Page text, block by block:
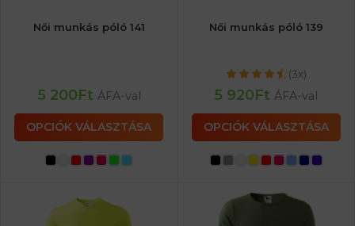
Női munkás póló 141
5 200Ft ÁFA-val
OPCIÓK VÁLASZTÁSA
Női munkás póló 139
(3x)
5 920Ft ÁFA-val
OPCIÓK VÁLASZTÁSA